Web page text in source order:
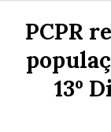
PCPR
13º